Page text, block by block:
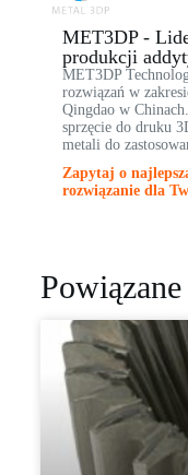
MET3DP -
produkcji
MET3DP
rozwiązań w
Qingdao w
sprzęcie do druku
metali do
Zapytaj o
rozwiązanie dla